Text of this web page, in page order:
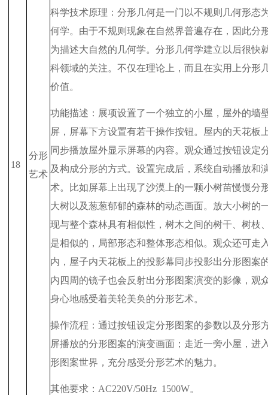
18
分形
艺术
科学技术原理：分形几何是一门以不规则几何形态
何学。由于不规则现象在自然界普遍存在，因此分
为描述大自然的几何学。分形几何学建立以后很快
科领域的关注。不仅在理论上，而且在实用上分形
价值。
功能描述：展项设置了一个独立的小屋，屋外的墙
屏，屏幕下方设置有若干操作按钮。屋内的天花板
同步播放屋外显示屏幕的内容。观众通过按钮设定
及构成分形的方式。设置完成后，系统自动播放和
术。比如屏幕上出现了沙漠上的一颗小树苗慢慢分
大树以及葱葱郁郁的森林的动态画面。放大小树的
现与整个森林具有相似性，树木之间的树干、树枝
是相似的，局部形态和整体形态相似。观众还可走
内，屋子内天花板上的投影幕同步投影出分形图案
内四周的镜子也会反射出分形图案演变的影像，观
身心地感受着美轮美奂的分形艺术。
操作流程：通过按钮设定分形图案的参数以及分形
屏播放的分形图案的演变画面；走近一旁小屋，进
形图案世界，充分感受分形艺术的魅力。
其他要求： AC220V/50Hz 1500W。